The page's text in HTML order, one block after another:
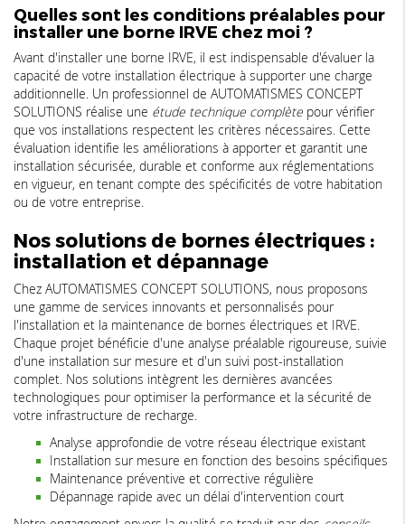
Quelles sont les conditions préalables pour
installer une borne IRVE chez moi ?
Avant d'installer une borne IRVE, il est indispensable d'évaluer la
capacité de votre installation électrique à supporter une charge
additionnelle. Un professionnel de AUTOMATISMES CONCEPT
SOLUTIONS réalise une étude technique complète pour vérifier
que vos installations respectent les critères nécessaires. Cette
évaluation identifie les améliorations à apporter et garantit une
installation sécurisée, durable et conforme aux réglementations
en vigueur, en tenant compte des spécificités de votre habitation
ou de votre entreprise.
Nos solutions de bornes électriques :
installation et dépannage
Chez AUTOMATISMES CONCEPT SOLUTIONS, nous proposons
une gamme de services innovants et personnalisés pour
l'installation et la maintenance de bornes électriques et IRVE.
Chaque projet bénéficie d'une analyse préalable rigoureuse, suivie
d'une installation sur mesure et d'un suivi post-installation
complet. Nos solutions intègrent les dernières avancées
technologiques pour optimiser la performance et la sécurité de
votre infrastructure de recharge.
Analyse approfondie de votre réseau électrique existant
Installation sur mesure en fonction des besoins spécifiques
Maintenance préventive et corrective régulière
Dépannage rapide avec un délai d'intervention court